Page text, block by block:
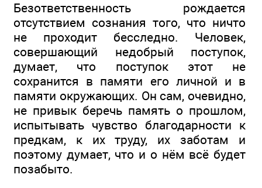
Безответственность рождается
отсутствием сознания того, что ничто
не проходит бесследно. Человек,
совершающий недобрый поступок,
думает, что поступок этот не
сохранится в памяти его личной и в
памяти окружающих. Он сам, очевидно,
не привык беречь память о прошлом,
испытывать чувство благодарности к
предкам, к их труду, их заботам и
поэтому думает, что и о нём всё будет
позабыто.